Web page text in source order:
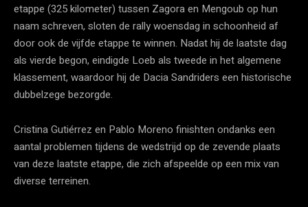
etappe (325 kilometer) tussen Zagora en Mengoub op hun
naam schreven, sloten de rally woensdag in schoonheid af
door ook de vijfde etappe te winnen. Nadat hij de laatste dag
als vierde begon, eindigde Loeb als tweede in het algemene
klassement, waardoor hij de Dacia Sandriders een historische
dubbelzege bezorgde.
Cristina Gutiérrez en Pablo Moreno finishten ondanks een
aantal problemen tijdens de wedstrijd op de zevende plaats
van deze laatste etappe, die zich afspeelde op een mix van
diverse terreinen.